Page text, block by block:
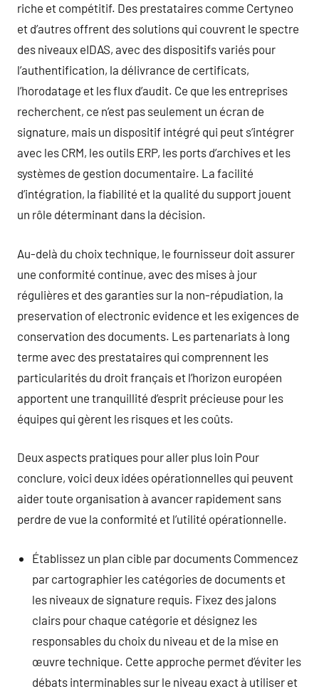
riche et compétitif. Des prestataires comme Certyneo
et d’autres offrent des solutions qui couvrent le spectre
des niveaux eIDAS, avec des dispositifs variés pour
l’authentification, la délivrance de certificats,
l’horodatage et les flux d’audit. Ce que les entreprises
recherchent, ce n’est pas seulement un écran de
signature, mais un dispositif intégré qui peut s’intégrer
avec les CRM, les outils ERP, les ports d’archives et les
systèmes de gestion documentaire. La facilité
d’intégration, la fiabilité et la qualité du support jouent
un rôle déterminant dans la décision.
Au-delà du choix technique, le fournisseur doit assurer
une conformité continue, avec des mises à jour
régulières et des garanties sur la non-répudiation, la
preservation of electronic evidence et les exigences de
conservation des documents. Les partenariats à long
terme avec des prestataires qui comprennent les
particularités du droit français et l’horizon européen
apportent une tranquillité d’esprit précieuse pour les
équipes qui gèrent les risques et les coûts.
Deux aspects pratiques pour aller plus loin Pour
conclure, voici deux idées opérationnelles qui peuvent
aider toute organisation à avancer rapidement sans
perdre de vue la conformité et l’utilité opérationnelle.
Établissez un plan cible par documents Commencez
par cartographier les catégories de documents et
les niveaux de signature requis. Fixez des jalons
clairs pour chaque catégorie et désignez les
responsables du choix du niveau et de la mise en
œuvre technique. Cette approche permet d’éviter les
débats interminables sur le niveau exact à utiliser et